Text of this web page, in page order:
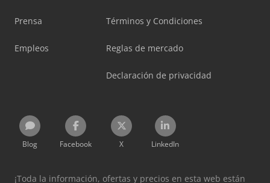
Prensa
Empleos
Términos y Condiciones
Reglas de mercado
Declaración de privacidad
Blog Facebook X LinkedIn
¡Toda la información, ofertas y precios en esta web están